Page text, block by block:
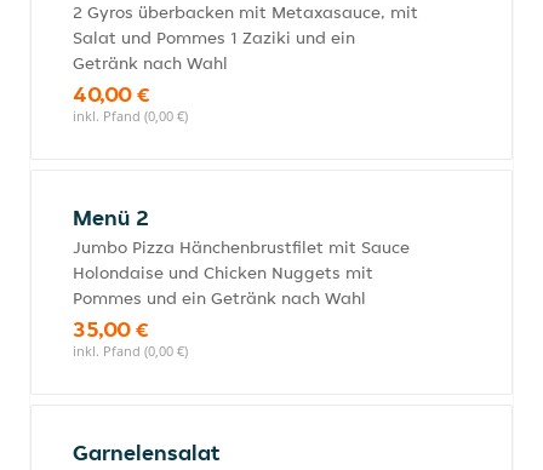
2 Gyros überbacken mit Metaxasauce, mit
Salat und Pommes 1 Zaziki und ein
Getränk nach Wahl
40,00 €
inkl. Pfand (0,00 €)
Menü 2
Jumbo Pizza Hänchenbrustfilet mit Sauce
Holondaise und Chicken Nuggets mit
Pommes und ein Getränk nach Wahl
35,00 €
inkl. Pfand (0,00 €)
Garnelensalat